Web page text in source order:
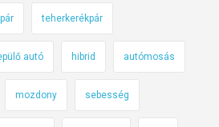
teherkerékpár
autó hibrid autómosás
mozdony sebesség